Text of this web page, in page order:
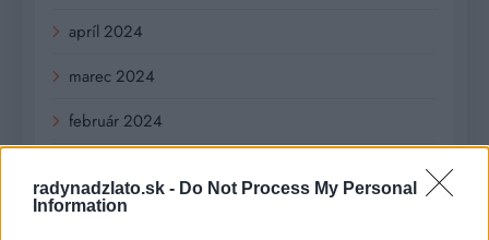
radynadzlato.sk - Do Not Process My Personal
Information
apríl 2024
marec 2024
február 2024
december 2023